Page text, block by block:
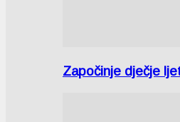
Započinje dječje